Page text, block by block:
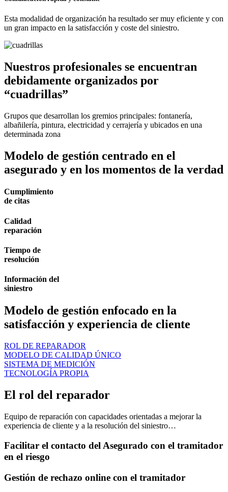
Esta modalidad de organización ha resultado ser muy eficiente y con
un gran impacto en la satisfacción y coste del siniestro.
Nuestros profesionales se encuentran
debidamente organizados por
“cuadrillas”
Grupos que desarrollan los gremios principales: fontanería,
albañilería, pintura, electricidad y cerrajería y ubicados en una
determinada zona
Modelo de gestión centrado en el
asegurado y en los momentos de la verdad
Cumplimiento
de citas
Calidad
reparación
Tiempo de
resolución
Información del
siniestro
Modelo de gestión enfocado en la
satisfacción y experiencia de cliente
ROL DE REPARADOR
MODELO DE CALIDAD ÚNICO
SISTEMA DE MEDICIÓN
TECNOLOGÍA PROPIA
El rol del reparador
Equipo de reparación con capacidades orientadas a mejorar la
experiencia de cliente y a la resolución del siniestro…
Facilitar el contacto del Asegurado con el tramitador
en el riesgo
Gestión de rechazo online con el tramitador